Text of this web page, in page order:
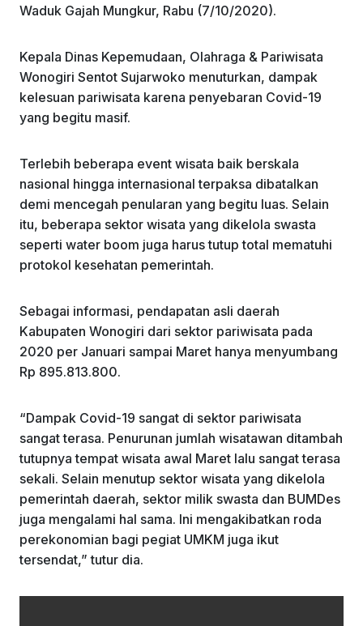
Waduk Gajah Mungkur, Rabu (7/10/2020).
Kepala Dinas Kepemudaan, Olahraga & Pariwisata
Wonogiri Sentot Sujarwoko menuturkan, dampak
kelesuan pariwisata karena penyebaran Covid-19
yang begitu masif.
Terlebih beberapa event wisata baik berskala
nasional hingga internasional terpaksa dibatalkan
demi mencegah penularan yang begitu luas. Selain
itu, beberapa sektor wisata yang dikelola swasta
seperti water boom juga harus tutup total mematuhi
protokol kesehatan pemerintah.
Sebagai informasi, pendapatan asli daerah
Kabupaten Wonogiri dari sektor pariwisata pada
2020 per Januari sampai Maret hanya menyumbang
Rp 895.813.800.
“Dampak Covid-19 sangat di sektor pariwisata
sangat terasa. Penurunan jumlah wisatawan ditambah
tutupnya tempat wisata awal Maret lalu sangat terasa
sekali. Selain menutup sektor wisata yang dikelola
pemerintah daerah, sektor milik swasta dan BUMDes
juga mengalami hal sama. Ini mengakibatkan roda
perekonomian bagi pegiat UMKM juga ikut
tersendat,” tutur dia.